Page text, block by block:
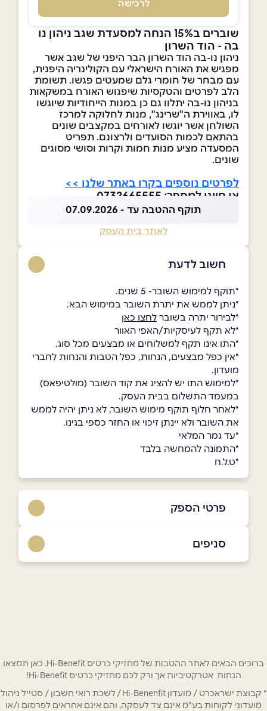
לרכישה
שוברים ב15% הנחה למסעדת שגב ניהון נו
בה - הוד השרון
ניהון נו-בה הוד השרון הבר היפני של שגב אשר
מפגיש את האורח הישראלי עם הקולינריה היפנית,
עם מבחר של חומרי גלם שמעטים פגשו. תשומת
הלב לפרטים והטקסיות שיפגוש האורח במשקאות
בניהון נו-בה יתלוו גם כן במנות הייחודיות שיוגשו
לו, באווירת ה"שרינג", מנות לחלוקה למרכז
השולחן אשר יוגשו לאורחים במקצבים שונים
בהתאם לכמות הסועדים ולרצונם. תפריט
המסעדה מציע מנות חמות וקרות וסושי מסוגים
שונים.
לפרטים נוספים בקרו באתר שלנו >>
או חייגו למספר: 0732665555
תוקף ההטבה עד - 07.09.2026
לאתר בית העסק
חשוב לדעת
*תוקף למימוש השובר- 5 שנים.
*ניתן לממש את יתרת השובר במימוש הבא.
*לבירור יתרה בשובר לחצו כאן
*לא תקף לעיסקיות/האפי האוור
*התו אינו תקף למשלוחים או מבצעים מכל סוג.
*אין כפל מבצעים, הנחות, כפל הטבות והנחות לחברי
מועדון.
*למימוש התו יש להציג את קוד השובר (מולטיפאס)
במעמד התשלום בבית העסק.
*לאחר חלוף תוקף מימוש השובר, לא ניתן יהיה לממש
את השובר ולא יינתן זיכוי או החזר כספי בגינו.
*עד גמר המלאי
*התמונה להמחשה בלבד
*ט.ל.ח
פרטי הספק
באתר בפייסבוק באינסטגרם
טלפון*
אימייל *
סניפים
ברוכים הבאים לאתר ההטבות של מחזיקי כרטיס Hi-Benefit. כאן תמצאו
הנחות אטרקטיביות אך ורק לכם מחזיקי כרטיס Hi-Benefit!
* קבוצת ישראכרט / מועדון Hi-Benenfit / לשכת רואי חשבון / סטייל ניהול
מועדוני לקוחות בע"מ אינם צד לעסקה, והם אינם אחראים לפרסום ו/או